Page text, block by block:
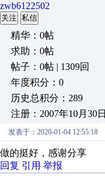
zwb6122502
关注 私信
精华：0帖
求助：0帖
帖子：0帖 | 1309回
年度积分：0
历史总积分：289
注册：2007年10月30日
发表于：2020-01-04 12:55:18
做的挺好，感谢分享
回复 引用 举报